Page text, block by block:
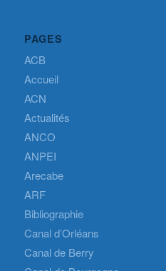
PAGES
ACB
Accueil
ACN
Actualités
ANCO
ANPEI
Arecabe
ARF
Bibliographie
Canal d’Orléans
Canal de Berry